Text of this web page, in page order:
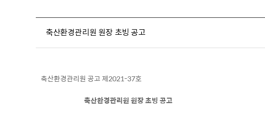
축산환경관리원 원장 초빙 공고
축산환경관리원 공고 제2021-37호
축산환경관리원 원장 초빙 공고